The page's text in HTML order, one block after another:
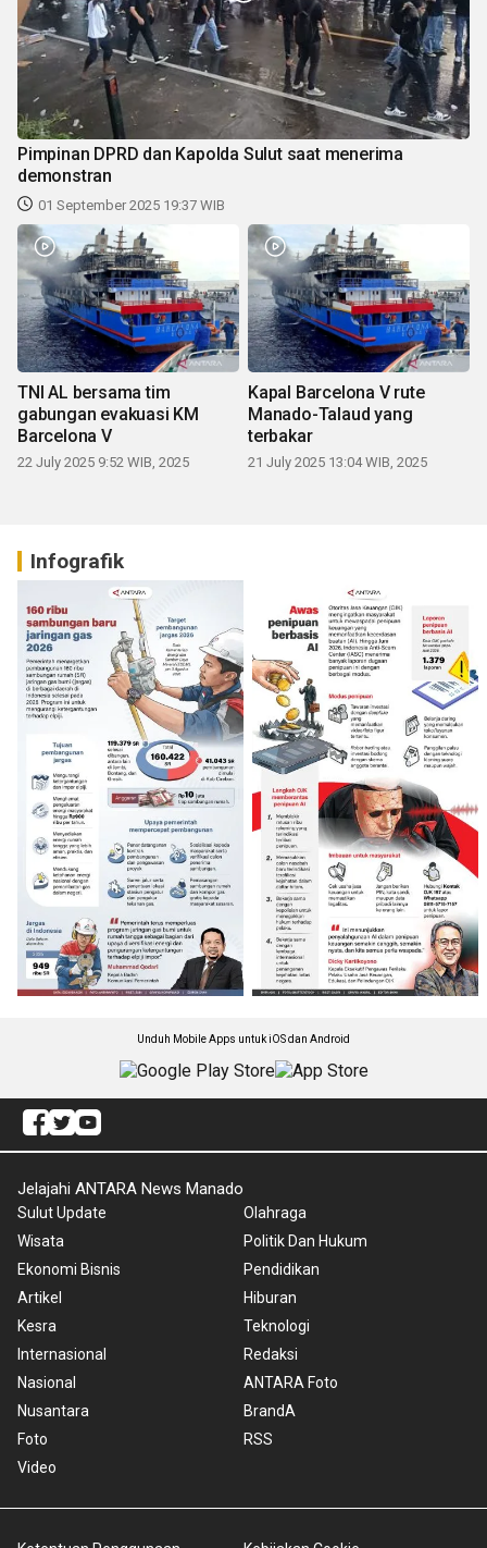
Pimpinan DPRD dan Kapolda Sulut saat menerima
demonstran
01 September 2025 19:37 WIB
TNI AL bersama tim
gabungan evakuasi KM
Barcelona V
22 July 2025 9:52 WIB, 2025
Kapal Barcelona V rute
Manado-Talaud yang
terbakar
21 July 2025 13:04 WIB, 2025
Infografik
Unduh Mobile Apps untuk iOS dan Android
Jelajahi ANTARA News Manado
Sulut Update
Wisata
Ekonomi Bisnis
Artikel
Kesra
Internasional
Nasional
Nusantara
Foto
Video
Olahraga
Politik Dan Hukum
Pendidikan
Hiburan
Teknologi
Redaksi
ANTARA Foto
BrandA
RSS